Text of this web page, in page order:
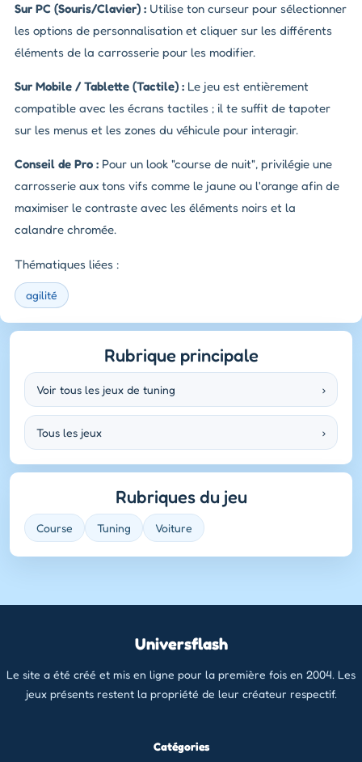
Sur PC (Souris/Clavier) : Utilise ton curseur pour sélectionner
les options de personnalisation et cliquer sur les différents
éléments de la carrosserie pour les modifier.
Sur Mobile / Tablette (Tactile) : Le jeu est entièrement
compatible avec les écrans tactiles ; il te suffit de tapoter
sur les menus et les zones du véhicule pour interagir.
Conseil de Pro : Pour un look "course de nuit", privilégie une
carrosserie aux tons vifs comme le jaune ou l'orange afin de
maximiser le contraste avec les éléments noirs et la
calandre chromée.
Thématiques liées :
agilité
Rubrique principale
Voir tous les jeux de tuning ›
Tous les jeux ›
Rubriques du jeu
Course Tuning Voiture
Universflash
Le site a été créé et mis en ligne pour la première fois en 2004. Les
jeux présents restent la propriété de leur créateur respectif.
Catégories